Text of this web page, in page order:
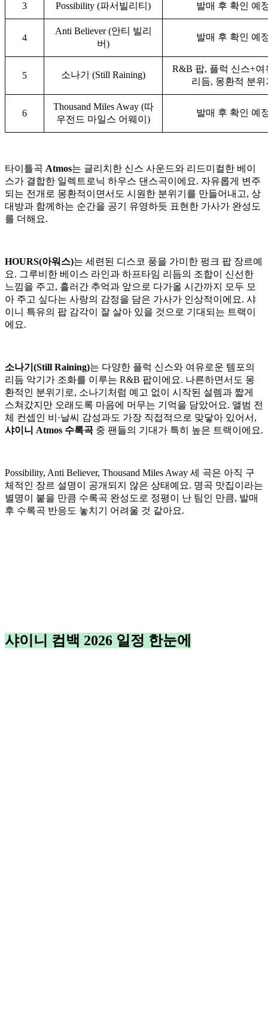
3 Possibility (파서빌리티) 발매 후 확인 예
4
Anti Believer (안티 빌리
버)
발매 후 확인 예
5 소나기 (Still Raining)
R&B 팝, 플럭 신스+여
리듬, 몽환적 분위
6
Thousand Miles Away (따
우전드 마일스 어웨이)
발매 후 확인 예
타이틀곡 Atmos는 글리치한 신스 사운드와 리드미컬한 베이
스가 결합한 일렉트로닉 하우스 댄스곡이에요. 자유롭게 변주
되는 전개로 몽환적이면서도 시원한 분위기를 만들어내고, 상
대방과 함께하는 순간을 공기 유영하듯 표현한 가사가 완성도
를 더해요.
HOURS(아워스)는 세련된 디스코 풍을 가미한 펑크 팝 장르예
요. 그루비한 베이스 라인과 하프타임 리듬의 조합이 신선한
느낌을 주고, 흘러간 추억과 앞으로 다가올 시간까지 모두 모
아 주고 싶다는 사랑의 감정을 담은 가사가 인상적이에요. 샤
이니 특유의 팝 감각이 잘 살아 있을 것으로 기대되는 트랙이
에요.
소나기(Still Raining)는 다양한 플럭 신스와 여유로운 템포의
리듬 악기가 조화를 이루는 R&B 팝이에요. 나른하면서도 몽
환적인 분위기로, 소나기처럼 예고 없이 시작된 설렘과 짧게
스쳐갔지만 오래도록 마음에 머무는 기억을 담았어요. 앨범 전
체 컨셉인 비·날씨 감성과도 가장 직접적으로 맞닿아 있어서,
샤이니 Atmos 수록곡 중 팬들의 기대가 특히 높은 트랙이에요.
Possibility, Anti Believer, Thousand Miles Away 세 곡은 아직 구
체적인 장르 설명이 공개되지 않은 상태예요. 명곡 맛집이라는
별명이 붙을 만큼 수록곡 완성도로 정평이 난 팀인 만큼, 발매
후 수록곡 반응도 놓치기 어려울 것 같아요.
샤이니 컴백 2026 일정 한눈에